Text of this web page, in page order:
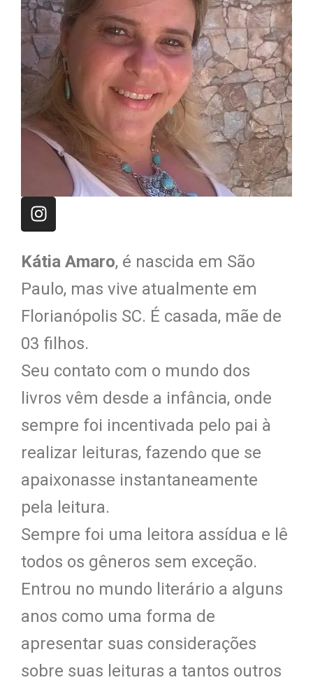
Kátia Amaro, é nascida em São
Paulo, mas vive atualmente em
Florianópolis SC. É casada, mãe de
03 filhos.
Seu contato com o mundo dos
livros vêm desde a infância, onde
sempre foi incentivada pelo pai à
realizar leituras, fazendo que se
apaixonasse instantaneamente
pela leitura.
Sempre foi uma leitora assídua e lê
todos os gêneros sem exceção.
Entrou no mundo literário a alguns
anos como uma forma de
apresentar suas considerações
sobre suas leituras a tantos outros